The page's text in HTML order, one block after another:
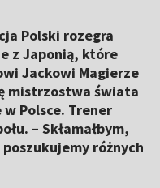
Polski rozegra
z Japonią, które
Jackowi Magierze
mistrzostwa świata
Polsce. Trener
– Skłamałbym,
różnych